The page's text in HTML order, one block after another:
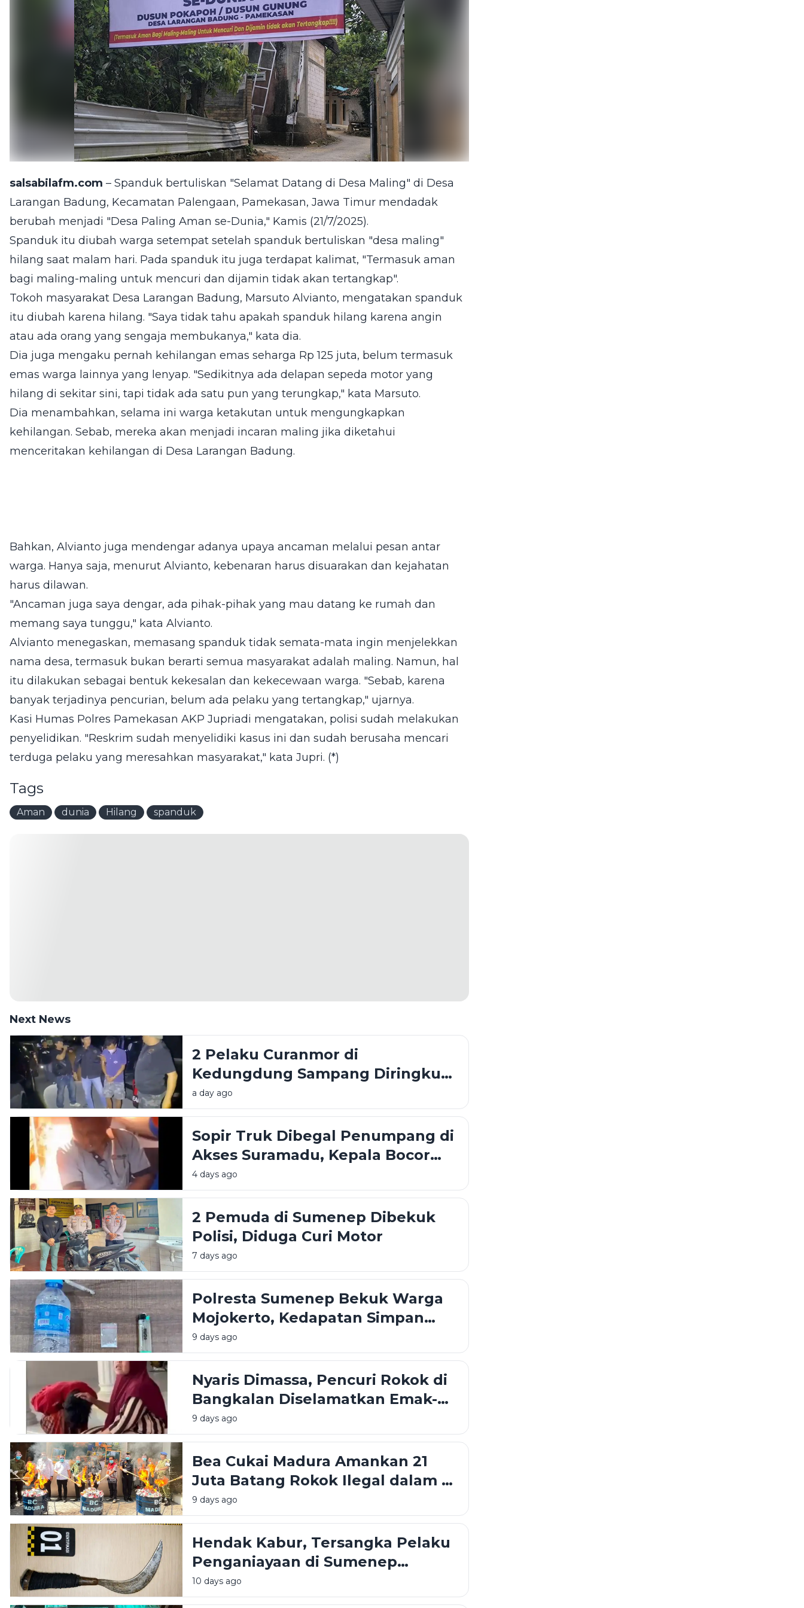
salsabilafm.com – Spanduk bertuliskan "Selamat Datang di Desa Maling" di Desa
Larangan Badung, Kecamatan Palengaan, Pamekasan, Jawa Timur mendadak
berubah menjadi "Desa Paling Aman se-Dunia," Kamis (21/7/2025).
Spanduk itu diubah warga setempat setelah spanduk bertuliskan "desa maling"
hilang saat malam hari. Pada spanduk itu juga terdapat kalimat, "Termasuk aman
bagi maling-maling untuk mencuri dan dijamin tidak akan tertangkap".
Tokoh masyarakat Desa Larangan Badung, Marsuto Alvianto, mengatakan spanduk
itu diubah karena hilang. "Saya tidak tahu apakah spanduk hilang karena angin
atau ada orang yang sengaja membukanya," kata dia.
Dia juga mengaku pernah kehilangan emas seharga Rp 125 juta, belum termasuk
emas warga lainnya yang lenyap. "Sedikitnya ada delapan sepeda motor yang
hilang di sekitar sini, tapi tidak ada satu pun yang terungkap," kata Marsuto.
Dia menambahkan, selama ini warga ketakutan untuk mengungkapkan
kehilangan. Sebab, mereka akan menjadi incaran maling jika diketahui
menceritakan kehilangan di Desa Larangan Badung.
Bahkan, Alvianto juga mendengar adanya upaya ancaman melalui pesan antar
warga. Hanya saja, menurut Alvianto, kebenaran harus disuarakan dan kejahatan
harus dilawan.
"Ancaman juga saya dengar, ada pihak-pihak yang mau datang ke rumah dan
memang saya tunggu," kata Alvianto.
Alvianto menegaskan, memasang spanduk tidak semata-mata ingin menjelekkan
nama desa, termasuk bukan berarti semua masyarakat adalah maling. Namun, hal
itu dilakukan sebagai bentuk kekesalan dan kekecewaan warga. "Sebab, karena
banyak terjadinya pencurian, belum ada pelaku yang tertangkap," ujarnya.
Kasi Humas Polres Pamekasan AKP Jupriadi mengatakan, polisi sudah melakukan
penyelidikan. "Reskrim sudah menyelidiki kasus ini dan sudah berusaha mencari
terduga pelaku yang meresahkan masyarakat," kata Jupri. (*)
Tags
Aman dunia Hilang spanduk
Next News
2 Pelaku Curanmor di
Kedungdung Sampang Diringkus
Polisi
a day ago
Sopir Truk Dibegal Penumpang di
Akses Suramadu, Kepala Bocor
Dibacok Sajam
4 days ago
2 Pemuda di Sumenep Dibekuk
Polisi, Diduga Curi Motor
7 days ago
Polresta Sumenep Bekuk Warga
Mojokerto, Kedapatan Simpan
Sabu di Kamar
9 days ago
Nyaris Dimassa, Pencuri Rokok di
Bangkalan Diselamatkan Emak-
Emak
9 days ago
Bea Cukai Madura Amankan 21
Juta Batang Rokok Ilegal dalam 6
Bulan
9 days ago
Hendak Kabur, Tersangka Pelaku
Penganiayaan di Sumenep
dibekuk di Bus
10 days ago